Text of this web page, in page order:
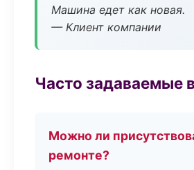
Машина едет как новая.
— Клиент компании
Часто задаваемые
Можно ли
ремонте?